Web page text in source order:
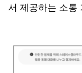
서 제공하는 소통